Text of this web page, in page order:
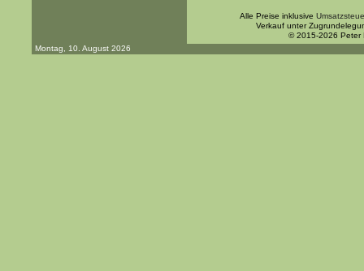
Alle Preise inklusive
Verkauf unter
© 2015-2026 Peter
Montag, 10. August 2026